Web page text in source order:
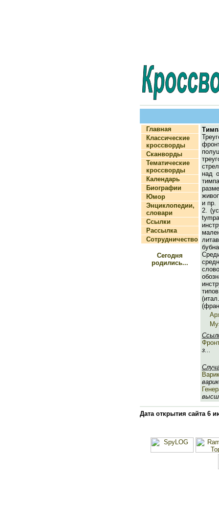
Главная
Классические
кроссворды
Сканворды
Тематические
кроссворды
Календарь
Биографии
Юмор
Энциклопедии,
словари
Ссылки
Рассылка
Сотрудничество
Сегодня
родились...
над
и пр.
2.
з...
Дата открытия сайта 6